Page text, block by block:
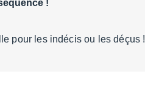
!
pour les indécis ou les déçus !